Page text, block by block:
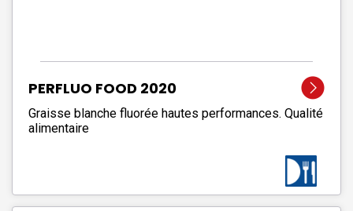
PERFLUO FOOD 2020
Graisse blanche fluorée hautes performances. Qualité
alimentaire